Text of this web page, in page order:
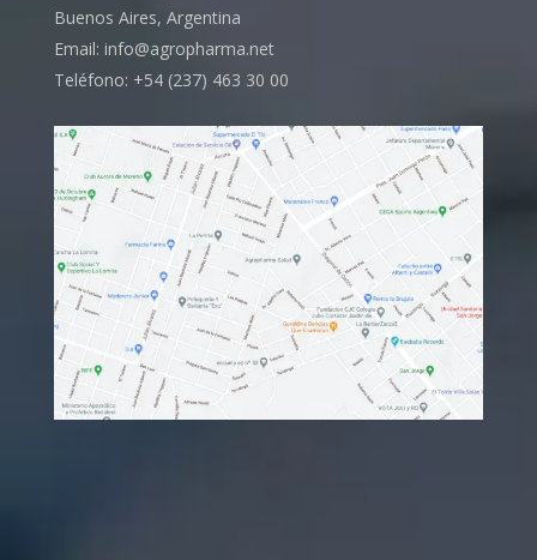
Buenos Aires, Argentina
Email: info@agropharma.net
Teléfono: +54 (237) 463 30 00